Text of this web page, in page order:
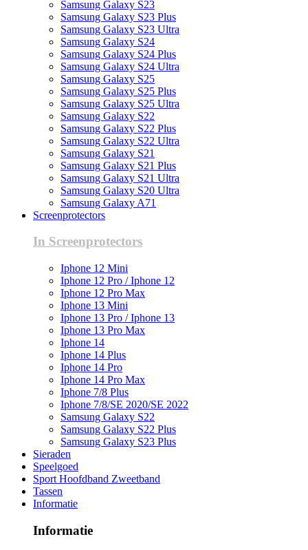
Samsung Galaxy S23
Samsung Galaxy S23 Plus
Samsung Galaxy S23 Ultra
Samsung Galaxy S24
Samsung Galaxy S24 Plus
Samsung Galaxy S24 Ultra
Samsung Galaxy S25
Samsung Galaxy S25 Plus
Samsung Galaxy S25 Ultra
Samsung Galaxy S22
Samsung Galaxy S22 Plus
Samsung Galaxy S22 Ultra
Samsung Galaxy S21
Samsung Galaxy S21 Plus
Samsung Galaxy S21 Ultra
Samsung Galaxy S20 Ultra
Samsung Galaxy A71
Screenprotectors
In Screenprotectors
Iphone 12 Mini
Iphone 12 Pro / Iphone 12
Iphone 12 Pro Max
Iphone 13 Mini
Iphone 13 Pro / Iphone 13
Iphone 13 Pro Max
Iphone 14
Iphone 14 Plus
Iphone 14 Pro
Iphone 14 Pro Max
Iphone 7/8 Plus
Iphone 7/8/SE 2020/SE 2022
Samsung Galaxy S22
Samsung Galaxy S22 Plus
Samsung Galaxy S23 Plus
Sieraden
Speelgoed
Sport Hoofdband Zweetband
Tassen
Informatie
Informatie